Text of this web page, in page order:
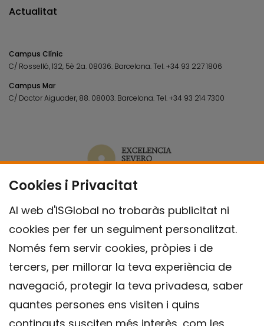
Cookies i Privacitat
Al web d'ISGlobal no trobaràs publicitat ni
cookies per fer un seguiment personalitzat.
Només fem servir cookies, pròpies i de
tercers, per millorar la teva experiència de
navegació, protegir la teva privadesa, saber
quantes persones ens visiten i quins
continguts susciten més interès, com les
Actualitat
Campus Clínic
C/ Rosselló, 132, 5è 2a. 08036. Barcelona.Tel.+34 93 227 1806
Campus Mar
C/ Doctor Aiguader, 88. 08003. Barcelona.Tel.+34 93 214 7300